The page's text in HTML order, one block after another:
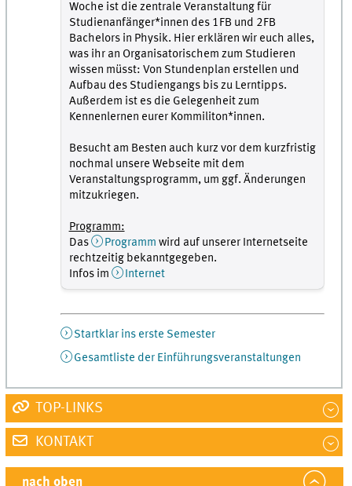
Woche ist die zentrale Veranstaltung für
Studienanfänger*innen des 1FB und 2FB
Bachelors in Physik. Hier erklären wir euch alles,
was ihr an Organisatorischem zum Studieren
wissen müsst: Von Stundenplan erstellen und
Aufbau des Studiengangs bis zu Lerntipps.
Außerdem ist es die Gelegenheit zum
Kennenlernen eurer Kommiliton*innen.
Besucht am Besten auch kurz vor dem kurzfristig
nochmal unsere Webseite mit dem
Veranstaltungsprogramm, um ggf. Änderungen
mitzukriegen.
Programm:
Das
Programm wird auf unserer Internetseite
rechtzeitig bekanntgegeben.
Infos im
Internet
Startklar ins erste Semester
Gesamtliste der Einführungsveranstaltungen
TOP-LINKS
KONTAKT
nach oben